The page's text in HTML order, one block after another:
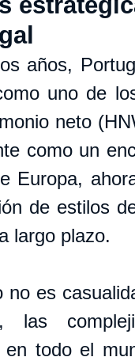
años,
uno de
neto
como un
Europa,
de estilos
largo plazo.
no es
las
en todo el